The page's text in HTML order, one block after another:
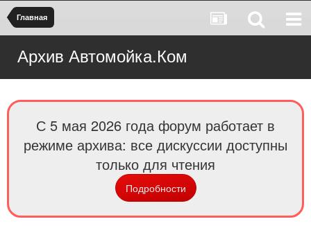
Главная
Архив Автомойка.Ком
С 5 мая 2026 года форум работает в
режиме архива: все дискуссии доступны
только для чтения
Подробности